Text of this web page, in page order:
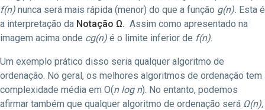
f(n) nunca será mais rápida (menor) do que a função g(n). Esta é
a interpretação da Notação Ω. Assim como apresentado na
imagem acima onde cg(n) é o limite inferior de f(n).
Um exemplo prático disso seria qualquer algoritmo de
ordenação. No geral, os melhores algoritmos de ordenação tem
complexidade média em O(n log n). No entanto, podemos
afirmar também que qualquer algoritmo de ordenação será Ω(n),